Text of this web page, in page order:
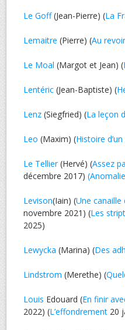
Le Goff(Jean-Pierre) (La
Lemaitre (Pierre) (Au
Le Moal (Margot et Jean) (
Lentéric (Jean-Baptiste) (
Lenz (Siegfried) (La leçon
Leo (Maxim) (Histoire
Le Tellier(Hervé) (Assez
décembre 2017) (Anomalie
Levison(Iain) (Une canaille
novembre 2021) (Les
2025)
Lewycka (Marina) (Des
Lindstrom (Merethe) (
Louis Edouard (En finir
2022) (L’effondrement 20